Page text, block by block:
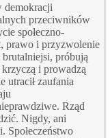
demokracji
przeciwników
społeczno-
prawo i przyzwolenie
brutalniejsi, próbują
i prowadzą
utracił zaufania
Rząd
Nigdy, ani
Społeczeństwo